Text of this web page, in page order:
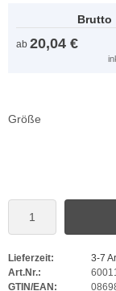
Brutto
ab 20,04 €
Größe
Lieferzeit:
3-7
Art.Nr.:
GTIN/EAN: